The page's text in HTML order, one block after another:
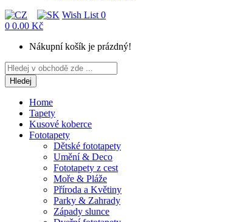
Wish List 0
0 0.00 Kč
Nákupní košík je prázdný!
Hledej
Home
Tapety
Kusové koberce
Fototapety
Dětské fototapety
Umění & Deco
Fototapety z cest
Moře & Pláže
Příroda a Květiny
Parky & Zahrady
Západy slunce